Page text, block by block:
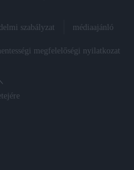
szabályzat médiaajánló
megfelelőségi nyilatkozat